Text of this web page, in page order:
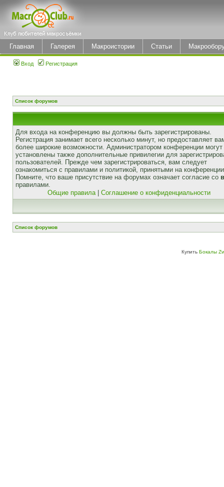
Главная Галерея Макроистории Статьи
Вход Регистрация
Список форумов
Для входа на конференцию вы должны быть зарегистрированы.
Регистрация занимает всего несколько минут, но предоставляет
более широкие возможности. Администратором конференции
установлены также дополнительные привилегии для
пользователей. Прежде чем зарегистрироваться, вам следует
ознакомиться с правилами и политикой, принятыми на
Помните, что ваше присутствие на форумах означает согласие со
правилами.
Общие правила| Соглашение о конфиденциальности
Список форумов
Купить Бокалы